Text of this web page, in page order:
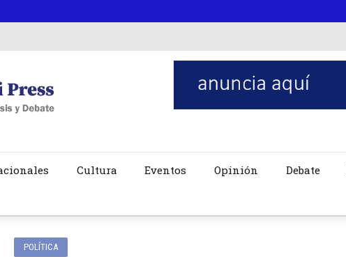
Cultura Eventos Opinión Debate
POLÍTICA